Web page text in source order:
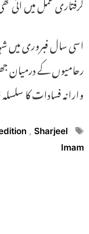
اسی سال فبروری میں
رحامیوں کے درمیان
وارانہ فسادات کا
Tags
, Sharjeel
Imam